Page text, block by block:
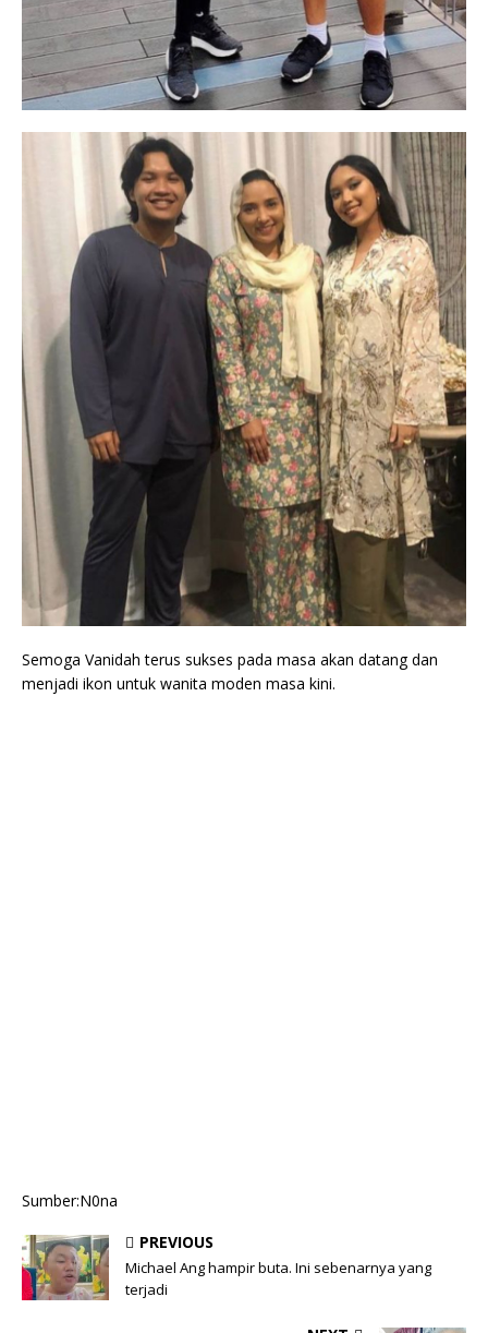
Semoga Vanidah terus sukses pada masa akan datang dan
menjadi ikon untuk wanita moden masa kini.
Sumber:N0na
PREVIOUS
Michael Ang hampir buta. Ini sebenarnya yang
terjadi